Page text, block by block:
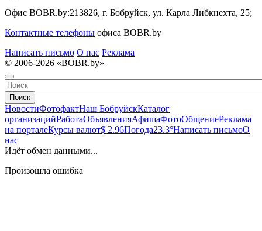
Офис BOBR.by:213826, г. Бобруйск, ул. Карла Либкнехта, 25;
Контактные телефоны офиса BOBR.by
Написать письмо О нас Реклама
© 2006-2026 «BOBR.by»
Поиск
НовостиФотофактНаш БобруйскКаталог
организацийРаботаОбъявленияАфишаФотоОбщениеРеклама
на порталеКурсы валют$ 2.96Погода23.3°Написать письмоО
нас
Идёт обмен данными...
Произошла ошибка